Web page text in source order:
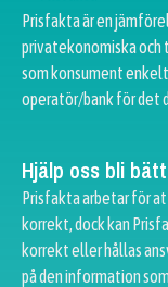
Prisfakta är en
privatekonomiska
som konsument
operatör/bank för det
Hjälp oss bli
Prisfakta arbetar för
korrekt, dock kan
korrekt eller hållas
på den information